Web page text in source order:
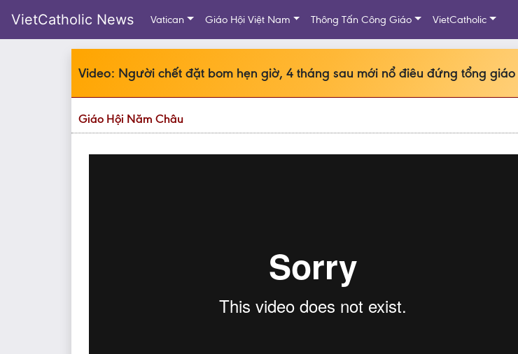
VietCatholic News Vatican Giáo Hội Việt Nam Thông Tấn Công Giáo VietCatholic
Video: Người chết đặt bom hẹn giờ, 4 tháng sau mới nổ điêu đứng tổng giáo
Giáo Hội Năm Châu